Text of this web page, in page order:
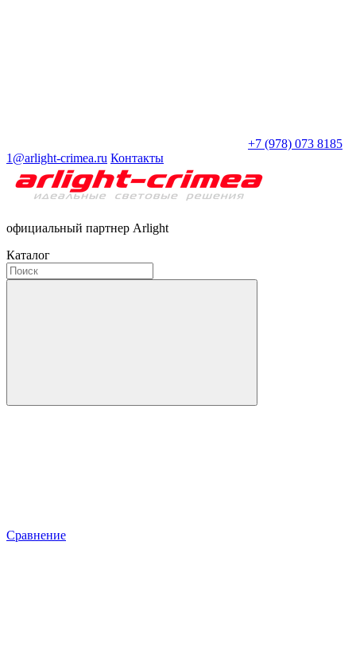
+7 (978) 073 8185
1@arlight-crimea.ru Контакты
официальный партнер Arlight
Каталог
Сравнение